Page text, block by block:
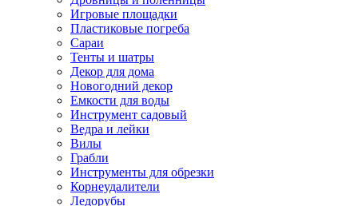
Игровые площадки
Пластиковые погреба
Сараи
Тенты и шатры
Декор для дома
Новогодний декор
Емкости для воды
Инструмент садовый
Ведра и лейки
Вилы
Грабли
Инструменты для обрезки
Корнеудалители
Ледорубы